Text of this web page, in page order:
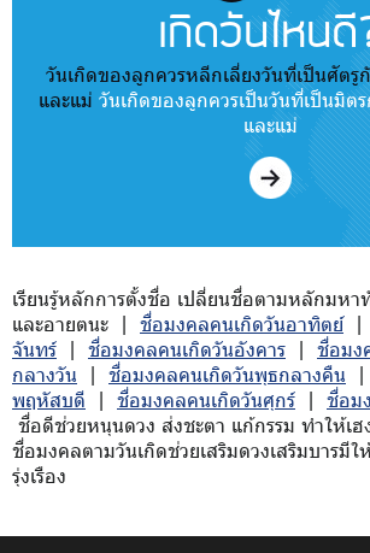
เกิดวันไหน
วันเกิดของลูกควรหลีกเลี่ยงวันที่เป็นศัต
และแม่ วันเกิดของลูกควรเป็นวันที่เป็นมิต
และแม่
เรียนรู้หลักการตั้งชื่อ เปลี่ยนชื่อตามหลักมหา
และอายตนะ | ชื่อมงคลคนเกิดวันอาทิตย์|
จันทร์ | ชื่อมงคลคนเกิดวันอังคาร | ชื่อมง
กลางวัน | ชื่อมงคลคนเกิดวันพุธกลางคืน |
พฤหัสบดี | ชื่อมงคลคนเกิดวันศุกร์ | ชื่อม
ชื่อดีช่วยหนุนดวง ส่งชะตา แก้กรรม ทำให้เฮ
ชื่อมงคลตามวันเกิดช่วยเสริมดวงเสริมบารมีใ
รุ่งเรือง